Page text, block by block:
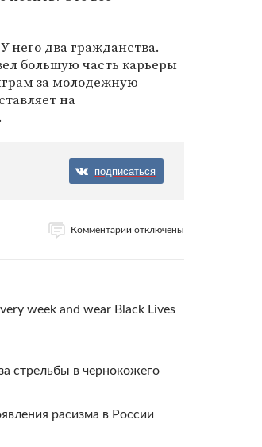
него два гражданства.
большую часть карьеры
за молодежную
на
подписаться
Комментарии отключены
week and wear Black Lives
стрельбы в чернокожего
расизма в России